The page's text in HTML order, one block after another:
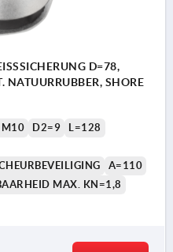
D=78,
NATUURRUBBER, SHORE
D2=9
L=128
A=110
MAX. KN=1,8